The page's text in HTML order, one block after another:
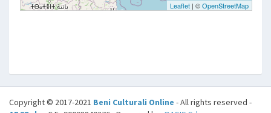
Copyright © 2017-2021 Beni Culturali Online - All rights reserved -